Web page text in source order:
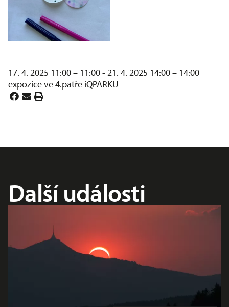
17. 4. 2025 11:00 – 11:00 - 21. 4. 2025 14:00 – 14:00
expozice ve 4.patře iQPARKU
Další události